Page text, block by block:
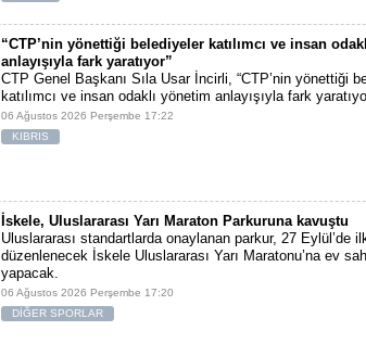
“CTP’nin yönettiği belediyeler katılımcı ve insan
anlayışıyla fark yaratıyor”
CTP Genel Başkanı Sıla Usar İncirli, “CTP’nin yönettiği
katılımcı ve insan odaklı yönetim anlayışıyla fark
06 Ağustos 2026 Perşembe 17:22
KIBRIS
İskele, Uluslararası Yarı Maraton Parkuruna kavuştu
Uluslararası standartlarda onaylanan parkur, 27 Eylül’de
düzenlenecek İskele Uluslararası Yarı Maratonu’na ev
yapacak.
06 Ağustos 2026 Perşembe 17:20
DİĞER SPORLAR